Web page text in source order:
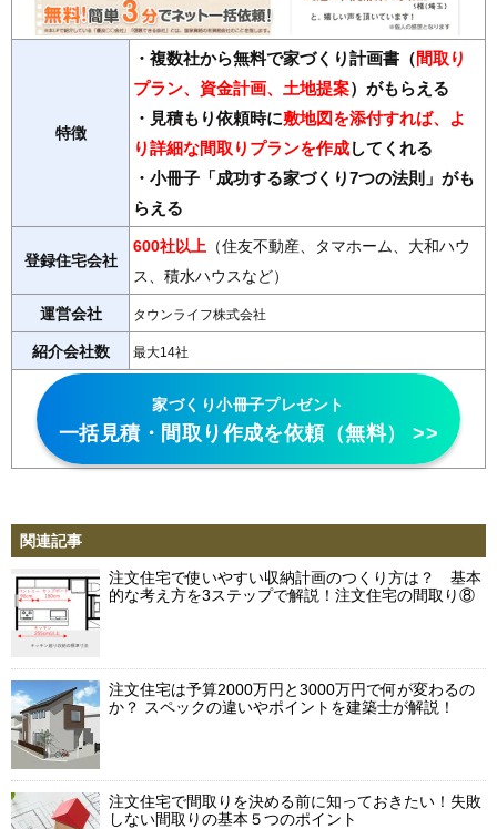
特徴
・複数社から無料で家づくり計画書（間取り
プラン、資金計画、土地提案）がもらえる
・見積もり依頼時に敷地図を添付すれば、よ
り詳細な間取りプランを作成してくれる
・小冊子「成功する家づくり7つの法則」がも
らえる
登録住宅会社
600社以上 （住友不動産、タマホーム、大和ハウ
ス、積水ハウスなど）
運営会社 タウンライフ株式会社
紹介会社数 最大14社
家づくり小冊子プレゼント
一括見積・間取り作成を依頼（無料） >>
関連記事
注文住宅で使いやすい収納計画のつくり方は？ 基本
的な考え方を3ステップで解説！注文住宅の間取り⑧
注文住宅は予算2000万円と3000万円で何が変わるの
か？ スペックの違いやポイントを建築士が解説！
注文住宅で間取りを決める前に知っておきたい！失敗
しない間取りの基本５つのポイント